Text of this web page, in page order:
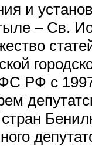
и
– Св.
РФ с